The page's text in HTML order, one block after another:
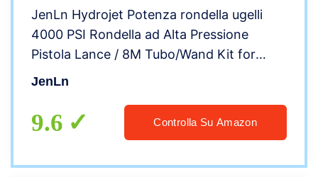
JenLn Hydrojet Potenza rondella ugelli
4000 PSI Rondella ad Alta Pressione
Pistola Lance / 8M Tubo/Wand Kit for
Auto Pulizia della Pistola di Acqua (Color :
JenLn
9.6 Controlla Su Amazon